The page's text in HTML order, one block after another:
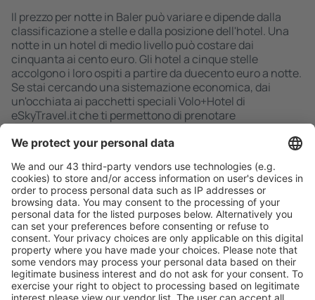
Il prezzo per notte in Baler può variare e dipende dalla
classificazione a stelle e dalla posizione dell'hotel. Una
notte in un hotel di medio livello può costare dai
cinquanta ai cento euro. Gli hotel a cinque stelle
accolgono i loro ospiti a partire da duecento euro a notte.
Se stai cercando una sistemazione economica, dai
un'occhiata ai pacchetti speciali Volo+Hotel di
eSkyTravel.it che ti permettono di prenotare
Ricerca rapida e semplice
Offerta su misura per le tue aspettative.
Pianifica in sicurezza
Prenotazione senza pensieri con possibilità di
cancellazione gratuita.